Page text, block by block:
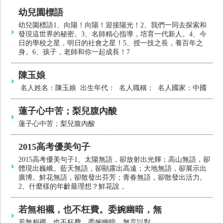
幼兒園標語
幼兒園標語1、向陽！向陽！迎接陽光！2、我們一同去探索和
發現這世界的秘密。3、名師精心指導，培育一代新人。4、今
日的學校之星，明日的社會之星！5、授一技之長，養百年之
身。6、孩子，老師和你一起成長！7
陳玉娘
名人姓名：陳玉娘 出生年代： 名人職稱： 名人國家：中國
蓮子心中苦；梨兒腹內酸
蓮子心中苦；梨兒腹內酸
2015高考優美句子
2015高考優美句子1、太陽無語，卻放射出光輝；高山無語，卻
體現出巍峨。藍天無語，卻顯露出高遠；大地無語，卻展示出
廣博。鮮花無語，卻散發出芬芳；青春無語，卻散發出活力。
2、什麼樣的年齡最理想？鮮花說，
若無相襯，也不枉費。委婉幽暗，無